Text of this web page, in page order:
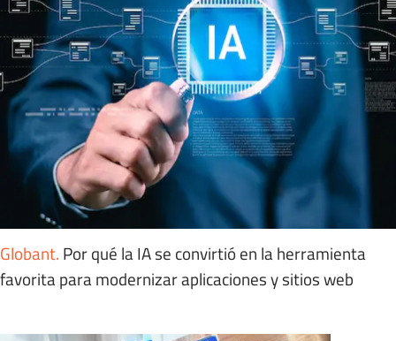
Globant. Por qué la IA se convirtió en la herramienta
favorita para modernizar aplicaciones y sitios web